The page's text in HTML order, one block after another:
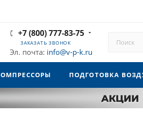
+7 (800) 777-83-75
ЗАКАЗАТЬ ЗВОНОК
Эл. почта: info@v-p-k.ru
ПОДГОТОВКА